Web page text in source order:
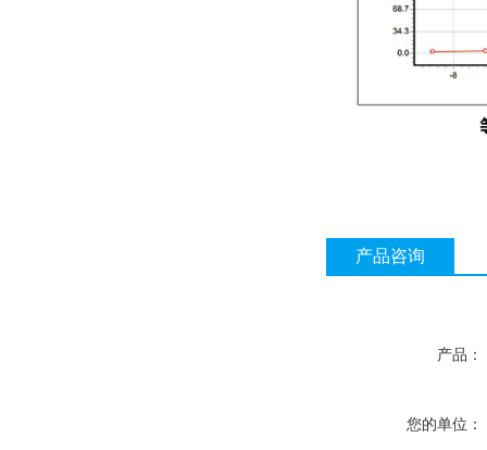
产品咨询
产品：
您的单位：